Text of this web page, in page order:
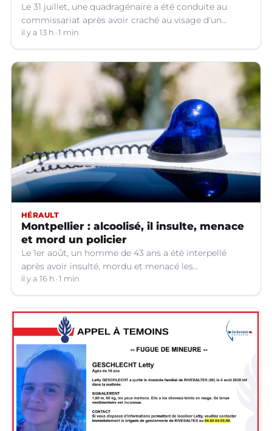
Le 31 juillet, une quadragénaire a été conduite au
commissariat après avoir craché au visage d'un
policier. Son procès a été renvoyé au 12 octobre
prochain. Dans l'attente, elle a été placée en détention
provisoire.
il y a 13 h 1 min
HÉRAULT
Montpellier : alcoolisé, il insulte, menace
et mord un policier
Le 1er août, un homme de 43 ans a été interpellé
après avoir insulté, mordu et menacé les
fonctionnaires. Pour outrage et rébellion en récidive, il
a été condamné à six mois d'emprisonnement sous
bracelet électronique.
il y a 16 h 1 min